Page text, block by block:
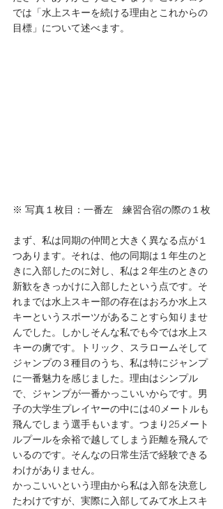
では「水上スキーを続ける理由とこれからの
目標」について述べます。
※ 写真１枚目：一番左　練習合宿の際の１枚
まず、私は同期の仲間と大きく異なる点が１
つあります。それは、他の同期は１年生のと
きに入部したのに対し、私は２年生のときの
新歓をきっかけに入部したという点です。そ
れまでは水上スキー部の存在はおろか水上ス
キーというスポーツがあることすら知りませ
んでした。しかしそんな私でも今では水上ス
キーの虜です。トリック、スラロームそして
ジャンプの３種目のうち、私は特にジャンプ
に一番魅力を感じました。理由はシンプル
で、ジャンプが一番かっこいいからです。男
子の大学生プレイヤーの中には40メートルも
飛んでしまう選手もいます。つまり25メート
ルプールを余裕で越してしまう距離を飛んで
いるのです。そんなの日常生活で経験できる
わけがありません。
かっこいいという理由から私は入部を決意し
たわけですが、実際に入部してみて水上スキ